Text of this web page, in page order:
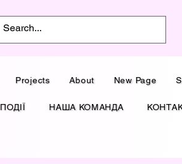
Projects About New Page
ПОДІЇ НАША КОМАНДА